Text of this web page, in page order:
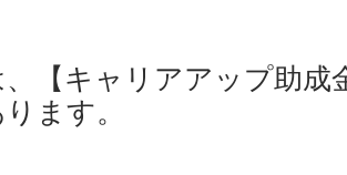
【キャリアアップ助成
ます。